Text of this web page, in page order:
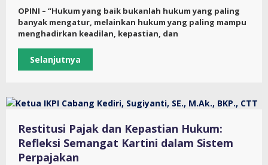
OPINI – “Hukum yang baik bukanlah hukum yang paling
banyak mengatur, melainkan hukum yang paling mampu
menghadirkan keadilan, kepastian, dan
Selanjutnya
Restitusi Pajak dan Kepastian Hukum:
Refleksi Semangat Kartini dalam Sistem
Perpajakan